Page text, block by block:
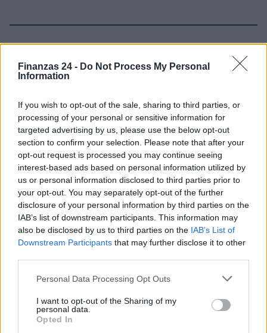
Finanzas 24 - Do Not Process My Personal
Information
If you wish to opt-out of the sale, sharing to third parties, or
processing of your personal or sensitive information for
targeted advertising by us, please use the below opt-out
section to confirm your selection. Please note that after your
opt-out request is processed you may continue seeing
interest-based ads based on personal information utilized by
us or personal information disclosed to third parties prior to
your opt-out. You may separately opt-out of the further
disclosure of your personal information by third parties on the
IAB’s list of downstream participants. This information may
also be disclosed by us to third parties on the IAB’s List of
Downstream Participants that may further disclose it to other
Please note that this website/app uses one or more Google
not limited to your visit or usage behaviour. You may click to
grant or deny consent to Google and its third-party tags to
use your data for below specified purposes in below Google
Personal Data Processing Opt Outs
I want to opt-out of the Sharing of my
personal data.
Opted In
Sigue leyendo
FINANZAS
Intervención conjunta de Japón y EE.UU. para frenar la caída